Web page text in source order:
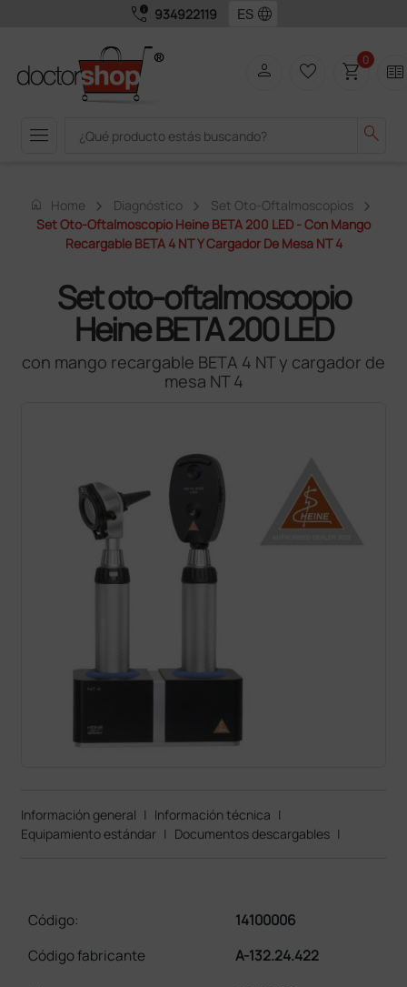
call_quality 934922119 language
menu search
person favorite_border shopping_cart0 two_pager
home Home Diagnóstico
Set Oto-Oftalmoscopios
Set Oto-Oftalmoscopio Heine BETA 200 LED - Con Mango
Recargable BETA 4 NT Y Cargador De Mesa NT 4
Set oto-oftalmoscopio
Heine BETA 200 LED
con mango recargable BETA 4 NT y cargador de
mesa NT 4
Información general | Información técnica |
Equipamiento estándar | Documentos descargables |
Código:
14100006
Código fabricante
A-132.24.422